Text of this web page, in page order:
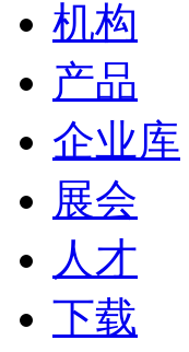
机构
产品
企业库
展会
人才
下载